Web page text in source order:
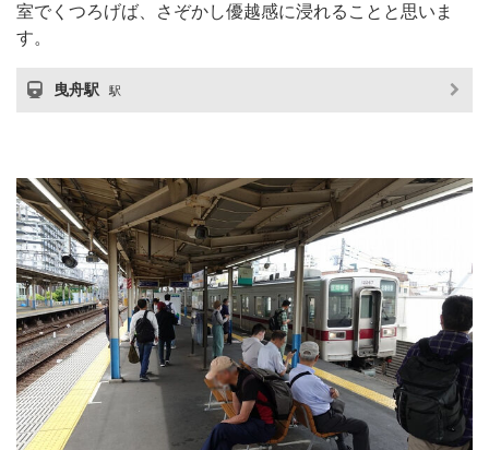
室でくつろげば、さぞかし優越感に浸れることと思いま
す。
曳舟駅 駅